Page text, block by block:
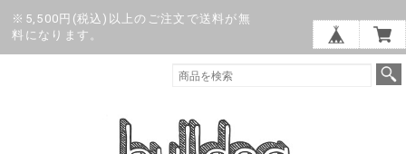
※5,500円(税込)以上のご注文で送料が無
料になります。